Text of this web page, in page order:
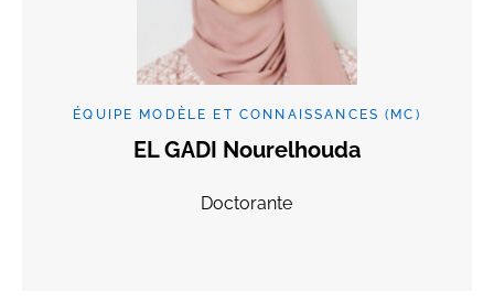
ÉQUIPE MODÈLE ET CONNAISSANCES (MC)
EL GADI Nourelhouda
Doctorante